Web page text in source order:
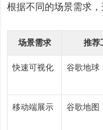
根据不同的场景需求
场景需求 推荐
快速可视化 谷歌地球
移动端展示 谷歌地图